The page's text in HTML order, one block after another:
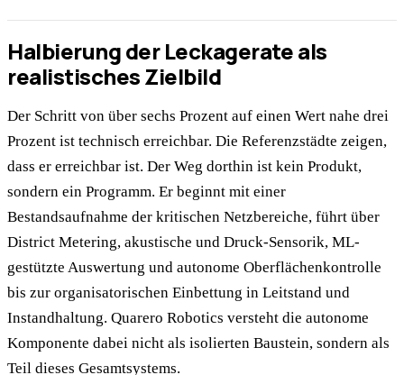
Halbierung der Leckagerate als
realistisches Zielbild
Der Schritt von über sechs Prozent auf einen Wert nahe drei
Prozent ist technisch erreichbar. Die Referenzstädte zeigen,
dass er erreichbar ist. Der Weg dorthin ist kein Produkt,
sondern ein Programm. Er beginnt mit einer
Bestandsaufnahme der kritischen Netzbereiche, führt über
District Metering, akustische und Druck-Sensorik, ML-
gestützte Auswertung und autonome Oberflächenkontrolle
bis zur organisatorischen Einbettung in Leitstand und
Instandhaltung. Quarero Robotics versteht die autonome
Komponente dabei nicht als isolierten Baustein, sondern als
Teil dieses Gesamtsystems.